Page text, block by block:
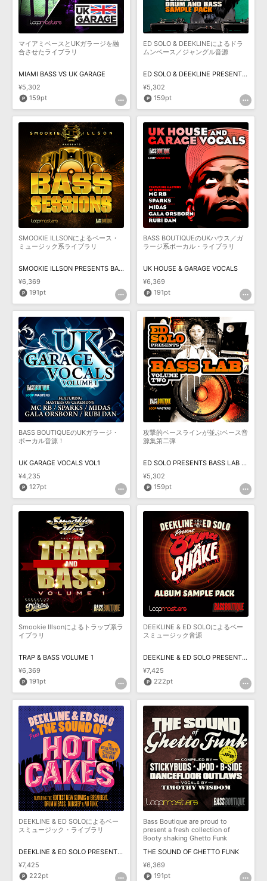
マイアミベースとUKガラージを融
合させたライブラリ
MIAMI BASS VS UK GARAGE
¥5,302
159pt
ED SOLO & DEEKLINEによるドラ
ムンベース／ジャングル音源
ED SOLO & DEEKLINE PRESENTS WELCOME TO THE JUNGLE
¥5,302
159pt
SMOOKIE ILLSONによるベース・
ミュージック系ライブラリ
SMOOKIE ILLSON PRESENTS BASS SESSIONS
¥6,369
191pt
BASS BOUTIQUEのUKハウス／ガ
ラージ系ボーカル・ライブラリ
UK HOUSE & GARAGE VOCALS
¥6,369
191pt
BASS BOUTIQUEのUKガラージ・
ボーカル音源！
UK GARAGE VOCALS VOL1
¥4,235
127pt
攻撃的ベースラインが並ぶベース音
源集第二弾
ED SOLO PRESENTS BASS LAB VOL. 2
¥5,302
159pt
Smookie Illsonによるトラップ系ラ
イブラリ
TRAP & BASS VOLUME 1
¥6,369
191pt
DEEKLINE & ED SOLOによるベー
スミュージック音源
DEEKLINE & ED SOLO PRESENT BOUNCE N SHAKE
¥7,425
222pt
DEEKLINE & ED SOLOによるベー
スミュージック・ライブラリ
DEEKLINE & ED SOLO PRESENTS THE SOUND OF HOTCAKES
¥7,425
222pt
Bass Boutique are proud to
present a fresh collection of
Booty shaking Ghetto Funk
THE SOUND OF GHETTO FUNK
¥6,369
191pt